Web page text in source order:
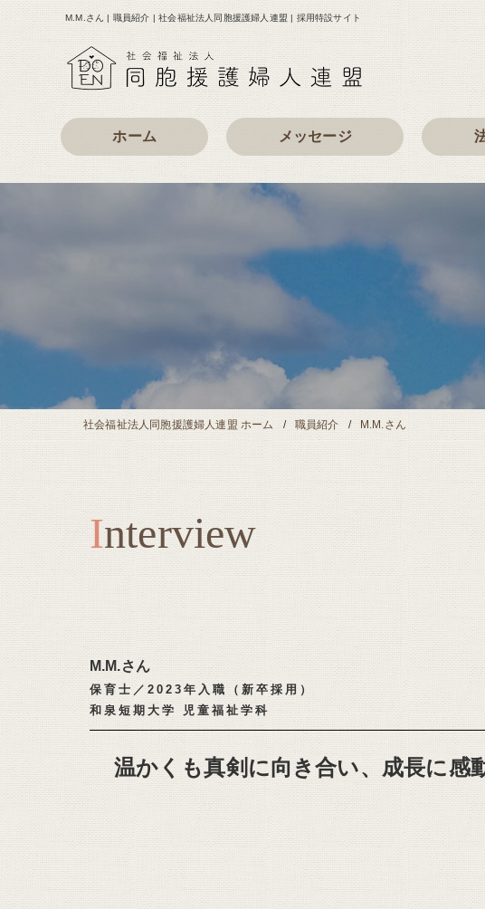
M.M.さん | 職員紹介 | 社会福祉法人同胞援護婦人連盟 | 採用特設サイト
ホーム メッセージ
社会福祉法人同胞援護婦人連盟 ホーム 職員紹介 M.M.さん
Interview
M.M.さん
保育士／2023年入職（新卒採用）
和泉短期大学 児童福祉学科
温かくも真剣に向き合い、成長に感